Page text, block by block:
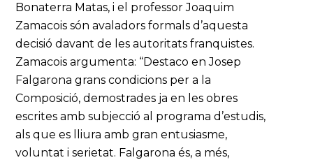
Bonaterra Matas, i el professor Joaquim
Zamacois són avaladors formals d’aquesta
decisió davant de les autoritats franquistes.
Zamacois argumenta: “Destaco en Josep
Falgarona grans condicions per a la
Composició, demostrades ja en les obres
escrites amb subjecció al programa d’estudis,
als que es lliura amb gran entusiasme,
voluntat i serietat. Falgarona és, a més,